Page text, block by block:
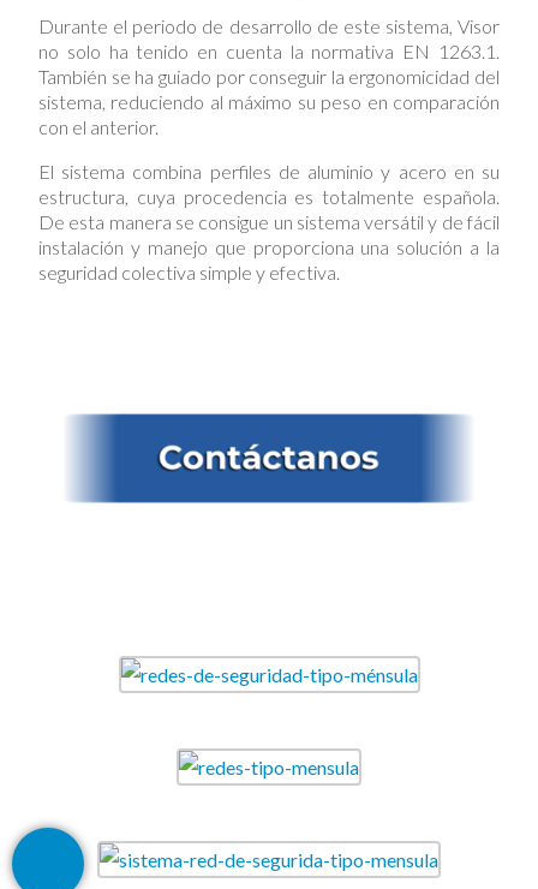
Durante el periodo de desarrollo de este sistema, Visor
no solo ha tenido en cuenta la normativa EN 1263.1.
También se ha guiado por conseguir la ergonomicidad del
sistema, reduciendo al máximo su peso en comparación
con el anterior.
El sistema combina perfiles de aluminio y acero en su
estructura, cuya procedencia es totalmente española.
De esta manera se consigue un sistema versátil y de fácil
instalación y manejo que proporciona una solución a la
seguridad colectiva simple y efectiva.